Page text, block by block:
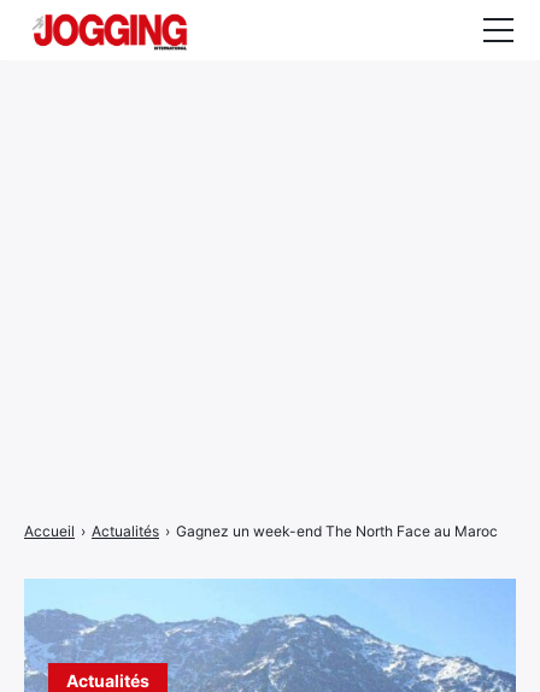
Actualités
Accueil › Actualités › Gagnez un week-end The North Face au Maroc
Élément
menu
Élément
de
menu
Élément
de
menu